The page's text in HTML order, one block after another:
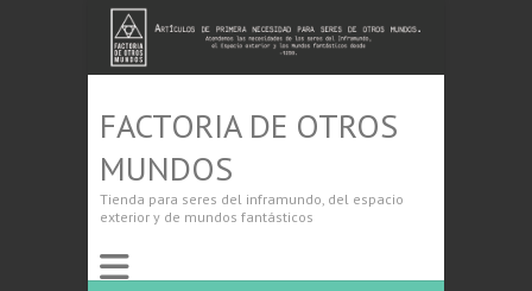
FACTORIA DE OTROS
MUNDOS
Tienda para seres del inframundo, del espacio
exterior y de mundos fantásticos